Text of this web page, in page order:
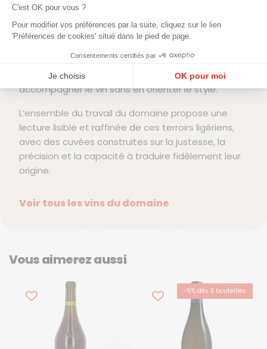
C'est OK pour vous ?
Pour modifier vos préférences par la suite, cliquez sur le lien
'Préférences de cookies' situé dans le pied de page.
Consentements certifiés par
Je choisis OK pour moi
Plateforme de Gestion du Consentement : Personnalisez vos Options
Notre plateforme vous permet d'adapter et de gérer vos paramètres de confidentialité, en
Les vins blancs se distinguent par une tension
que les rouges privilégient des extractions douces,
Les élevages sont adaptés à chaque cuvée et à
chaque millésime, toujours pensés pour
accompagner le vin sans en orienter le style.
L’ensemble du travail du domaine propose une
lecture lisible et raffinée de ces terroirs ligériens,
avec des cuvées construites sur la justesse, la
précision et la capacité à traduire fidèlement leur
origine.
Voir tous les vins du domaine
Vous aimerez aussi
-5% dès 3 bouteilles
COUP DE CŒUR